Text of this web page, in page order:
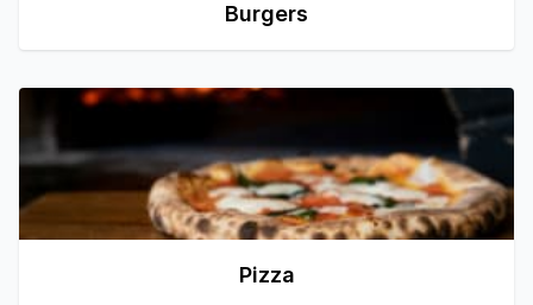
Burgers
Pizza